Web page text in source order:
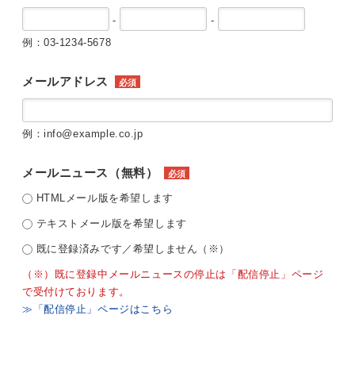
-
-
例：03-1234-5678
メールアドレス 必須
例：info@example.co.jp
メールニュース（無料） 必須
HTMLメール版を希望します
テキストメール版を希望します
既に登録済みです／希望しません（※）
（※）既に登録中メールニュースの停止は「配信停止」ページ
で受付けております。
≫「配信停止」ページはこちら